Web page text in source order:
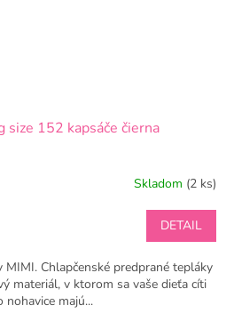
size 152 kapsáče čierna
Skladom (2 ks)
DETAIL
Chlapčenské predprané tepláky
materiál, v ktorom sa vaše dieťa cíti
majú...